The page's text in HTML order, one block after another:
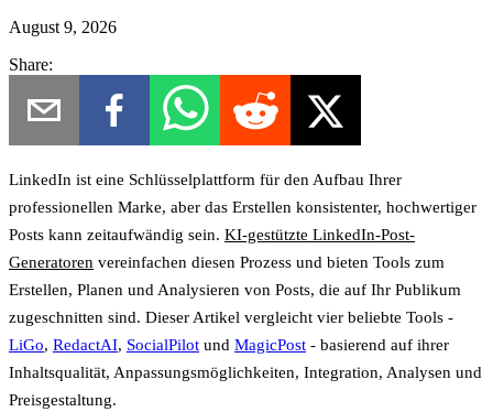
August 9, 2026
Share:
LinkedIn ist eine Schlüsselplattform für den Aufbau Ihrer
professionellen Marke, aber das Erstellen konsistenter, hochwertiger
Posts kann zeitaufwändig sein. KI-gestützte LinkedIn-Post-
Generatoren vereinfachen diesen Prozess und bieten Tools zum
Erstellen, Planen und Analysieren von Posts, die auf Ihr Publikum
zugeschnitten sind. Dieser Artikel vergleicht vier beliebte Tools -
LiGo, RedactAI, SocialPilot und MagicPost - basierend auf ihrer
Inhaltsqualität, Anpassungsmöglichkeiten, Integration, Analysen und
Preisgestaltung.